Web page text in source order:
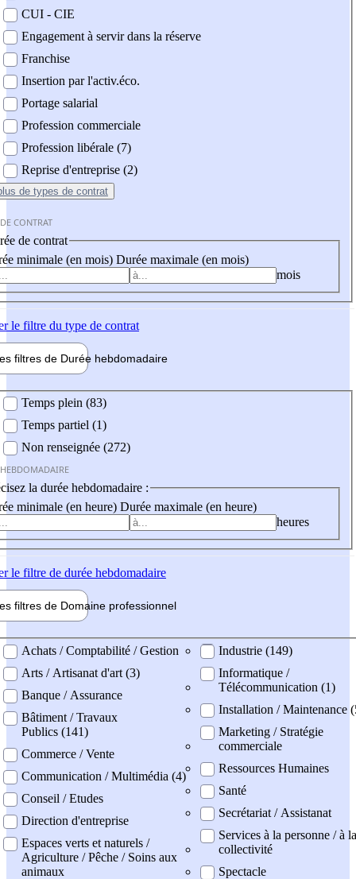
CUI - CIE
Engagement à servir dans la réserve
Franchise
Insertion par l'activ.éco.
Portage salarial
Profession commerciale
Profession libérale (7)
Reprise d'entreprise (2)
de types de contrat
CONTRAT
de contrat
minimale (en mois) Durée maximale (en mois)
mois
le filtre du type de contrat
filtres de Durée hebdomadaire
Temps plein (83)
Temps partiel (1)
Non renseignée (272)
la durée hebdomadaire :
minimale (en heure) Durée maximale (en heure)
heures
le filtre de durée hebdomadaire
filtres de Domaine professionnel
professionel
Achats / Comptabilité / Gestion
Arts / Artisanat d'art (3)
Banque / Assurance
Bâtiment / Travaux
Publics (141)
Commerce / Vente
Communication / Multimédia (4)
Conseil / Etudes
Direction d'entreprise
Espaces verts et naturels /
Agriculture / Pêche / Soins aux
animaux
Industrie (149)
Informatique /
Télécommunication (1)
Installation / Maintenance
Marketing / Stratégie
commerciale
Ressources Humaines
Santé
Secrétariat / Assistanat
Services à la personne / à la
collectivité
Spectacle